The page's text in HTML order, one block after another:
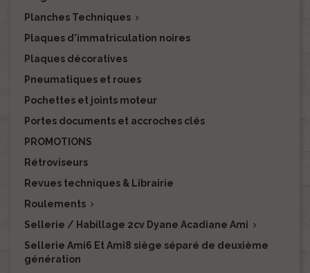
Planches Techniques 
Plaques d'immatriculation noires
Plaques décoratives
Pneumatiques et roues
Pochettes et joints moteur
Portes documents et accroches clés
PROMOTIONS
Rétroviseurs
Revues techniques & Librairie
Roulements 
Sellerie / Habillage 2cv Dyane Acadiane Ami 
Sellerie Ami6 Et Ami8 siège séparé de deuxième
génération